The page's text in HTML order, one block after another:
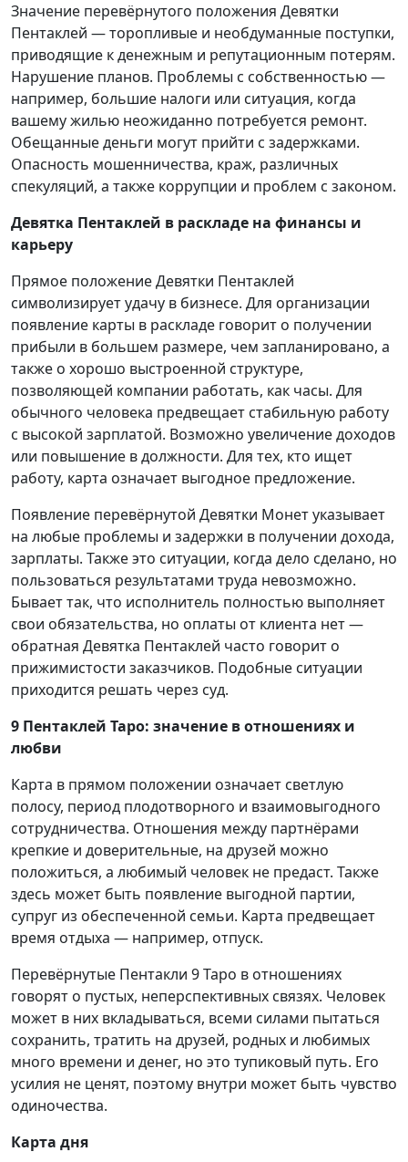
Значение перевёрнутого положения Девятки
Пентаклей — торопливые и необдуманные поступки,
приводящие к денежным и репутационным потерям.
Нарушение планов. Проблемы с собственностью —
например, большие налоги или ситуация, когда
вашему жилью неожиданно потребуется ремонт.
Обещанные деньги могут прийти с задержками.
Опасность мошенничества, краж, различных
спекуляций, а также коррупции и проблем с законом.
Девятка Пентаклей в раскладе на финансы и
карьеру
Прямое положение Девятки Пентаклей
символизирует удачу в бизнесе. Для организации
появление карты в раскладе говорит о получении
прибыли в большем размере, чем запланировано, а
также о хорошо выстроенной структуре,
позволяющей компании работать, как часы. Для
обычного человека предвещает стабильную работу
с высокой зарплатой. Возможно увеличение доходов
или повышение в должности. Для тех, кто ищет
работу, карта означает выгодное предложение.
Появление перевёрнутой Девятки Монет указывает
на любые проблемы и задержки в получении дохода,
зарплаты. Также это ситуации, когда дело сделано, но
пользоваться результатами труда невозможно.
Бывает так, что исполнитель полностью выполняет
свои обязательства, но оплаты от клиента нет —
обратная Девятка Пентаклей часто говорит о
прижимистости заказчиков. Подобные ситуации
приходится решать через суд.
9 Пентаклей Таро: значение в отношениях и
любви
Карта в прямом положении означает светлую
полосу, период плодотворного и взаимовыгодного
сотрудничества. Отношения между партнёрами
крепкие и доверительные, на друзей можно
положиться, а любимый человек не предаст. Также
здесь может быть появление выгодной партии,
супруг из обеспеченной семьи. Карта предвещает
время отдыха — например, отпуск.
Перевёрнутые Пентакли 9 Таро в отношениях
говорят о пустых, неперспективных связях. Человек
может в них вкладываться, всеми силами пытаться
сохранить, тратить на друзей, родных и любимых
много времени и денег, но это тупиковый путь. Его
усилия не ценят, поэтому внутри может быть чувство
одиночества.
Карта дня